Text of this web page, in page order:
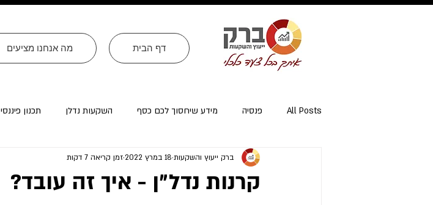
מה אנחנו מציעים דף הבית
All Posts פנסיה מידע שיחסוך לכם כסף השקעות נדלן תכנון פיננסי
ייעוץ פרישה ומיסוי פרישה אזרחי ארה״ב עסקים
קרנות נדל״ן - איך זה עובד?
ברק ייעוץ והשקעות 18 במרץ 2022 זמן קריאה 7 דקות